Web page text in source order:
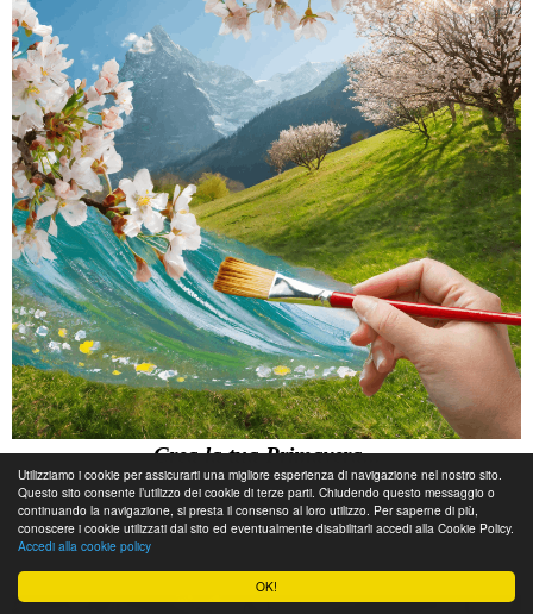
OK!
Utilizziamo i cookie per assicurarti una migliore esperienza di navigazione nel nostro sito.
Questo sito consente l’utilizzo dei cookie di terze parti. Chiudendo questo messaggio o
continuando la navigazione, si presta il consenso al loro utilizzo. Per saperne di più,
conoscere i cookie utilizzati dal sito ed eventualmente disabilitarli accedi alla Cookie Policy.
Accedi alla cookie policy
Crea la tua Primavera...
Leggi tutto...
Maggio